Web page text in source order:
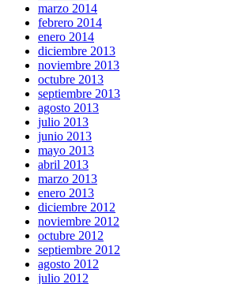
marzo 2014
febrero 2014
enero 2014
diciembre 2013
noviembre 2013
octubre 2013
septiembre 2013
agosto 2013
julio 2013
junio 2013
mayo 2013
abril 2013
marzo 2013
enero 2013
diciembre 2012
noviembre 2012
octubre 2012
septiembre 2012
agosto 2012
julio 2012